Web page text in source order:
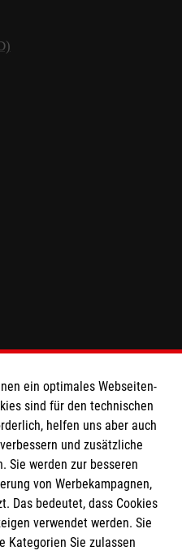
e.V.
2000 12
ein optimales Webseiten-
sind für den technischen
helfen uns aber auch
und zusätzliche
Sie werden zur besseren
von Werbekampagnen,
Das bedeutet, dass Cookies
verwendet werden. Sie
Kategorien Sie zulassen